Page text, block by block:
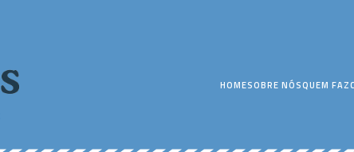
HOMESOBRE NÓSQUEM FAZ